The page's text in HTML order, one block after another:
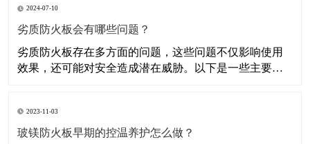
2024-07-10
劣质防火板会有哪些问题？
劣质防火板存在多方面的问题，这些问题不仅影响使用
效果，还可能对安全造成潜在威胁。以下是一些主要问
标准要求。一旦发生火灾，这些板材可能无法有效阻止
火势蔓延，从而增加火灾风险。 易受潮、易发霉：
2023-11-03
玻镁防火板早期的控温养护怎么做？